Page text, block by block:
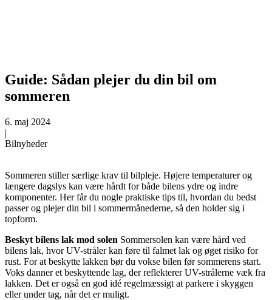
Guide: Sådan plejer du din bil om
sommeren
6. maj 2024
|
Bilnyheder
Sommeren stiller særlige krav til bilpleje. Højere temperaturer og
længere dagslys kan være hårdt for både bilens ydre og indre
komponenter. Her får du nogle praktiske tips til, hvordan du bedst
passer og plejer din bil i sommermånederne, så den holder sig i
topform.
Beskyt bilens lak mod solen Sommersolen kan være hård ved
bilens lak, hvor UV-stråler kan føre til falmet lak og øget risiko for
rust. For at beskytte lakken bør du vokse bilen før sommerens start.
Voks danner et beskyttende lag, der reflekterer UV-strålerne væk fra
lakken. Det er også en god idé regelmæssigt at parkere i skyggen
eller under tag, når det er muligt.